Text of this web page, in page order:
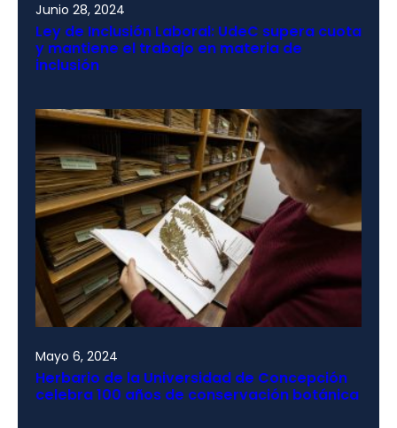
Junio 28, 2024
Ley de Inclusión Laboral: UdeC supera cuota
y mantiene el trabajo en materia de
inclusión
Mayo 6, 2024
Herbario de la Universidad de Concepción
celebra 100 años de conservación botánica